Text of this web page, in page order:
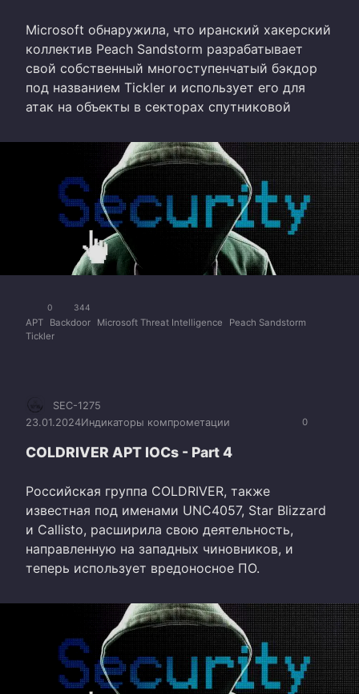
Microsoft обнаружила, что иранский хакерский
коллектив Peach Sandstorm разрабатывает
свой собственный многоступенчатый бэкдор
под названием Tickler и использует его для
атак на объекты в секторах спутниковой
0 344
APT Backdoor Microsoft Threat Intelligence
Peach Sandstorm
Tickler
0
SEC-1275
23.01.2024Индикаторы компрометации
COLDRIVER APT IOCs - Part 4
Российская группа COLDRIVER, также
известная под именами UNC4057, Star Blizzard
и Callisto, расширила свою деятельность,
направленную на западных чиновников, и
теперь использует вредоносное ПО.